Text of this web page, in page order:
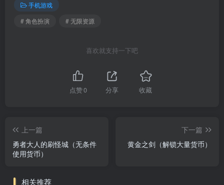
手机游戏
# 角色扮演
# 无限资源
喜欢就支持一下吧
点赞0 分享 收藏
上一篇
勇者大人的刷怪城（无条件
使用货币）
下一篇
黄金之剑（解锁大量货币）
相关推荐